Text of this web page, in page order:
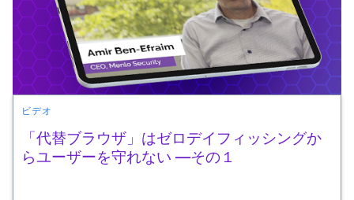
ビデオ
「代替ブラウザ」はゼロデイフィッシングか
らユーザーを守れない ―その１